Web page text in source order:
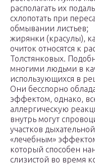
располагать их
схлопотать при
обмывании листьев;
жирянки (красулы),
очиток относятся к
Толстянковых.
многими людьми в
использующихся в
Они бесспорно
эффектом, однако,
аллергическую
внутрь могут
участков
«лечебным»
который способен
слизистой во время